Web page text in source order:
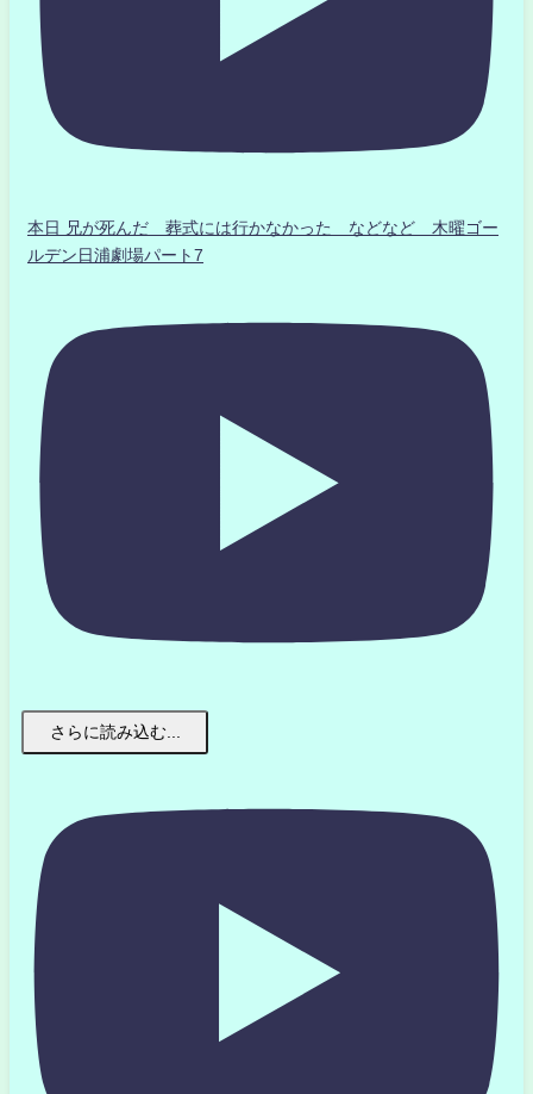
本日 兄が死んだ 葬式には行かなかった などなど 木曜ゴー
ルデン日浦劇場パート7
さらに読み込む...